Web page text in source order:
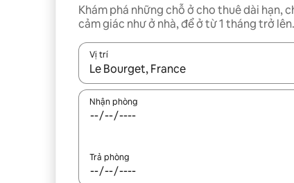
Khám phá những chỗ ở cho thuê dài hạn,
cảm giác như ở nhà, để ở từ 1 tháng trở lên.
Vị trí
Khi có kết quả, hãy điều hướng bằng phím
Nhận phòng
Trả phòng